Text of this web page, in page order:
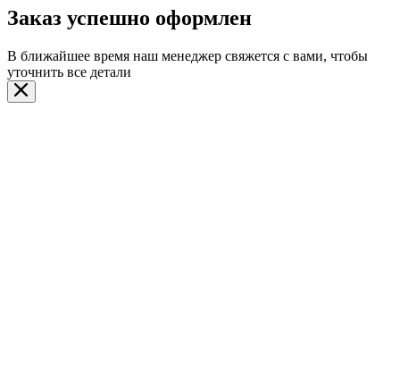
Заказ успешно оформлен
В ближайшее время наш менеджер свяжется с вами, чтобы
уточнить все детали